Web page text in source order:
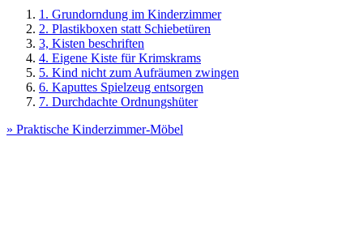
1. Grundorndung im Kinderzimmer
2. Plastikboxen statt Schiebetüren
3, Kisten beschriften
4. Eigene Kiste für Krimskrams
5. Kind nicht zum Aufräumen zwingen
6. Kaputtes Spielzeug entsorgen
7. Durchdachte Ordnungshüter
» Praktische Kinderzimmer-Möbel